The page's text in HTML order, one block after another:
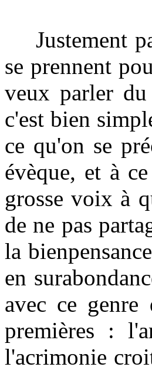
Justement
se prennent
veux parler
c'est bien
ce qu'on se
évèque, et à
grosse voix à
de ne pas
la
en
avec ce
premières :
l'acrimonie